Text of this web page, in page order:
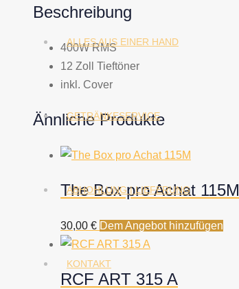
ALLES AUS EINER HAND
GETRÄNKESERVICE
ABHOHLUNG | LIEFERUNG
KONTAKT
Beschreibung
400W RMS
12 Zoll Tieftöner
inkl. Cover
Ähnliche Produkte
The Box pro Achat 115M
30,00 € Dem Angebot hinzufügen
RCF ART 315 A